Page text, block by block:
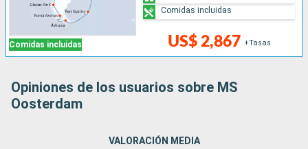
Comidas incluidas US$ 2,867 +Tasas
Comidas incluidas
Opiniones de los usuarios sobre MS
Oosterdam
VALORACIÓN MEDIA